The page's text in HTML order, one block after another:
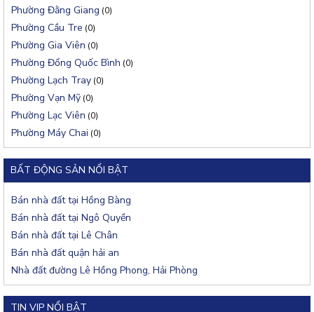
Phường Đằng Giang (0)
Phường Cầu Tre (0)
Phường Gia Viên (0)
Phường Đổng Quốc Bình (0)
Phường Lạch Tray (0)
Phường Vạn Mỹ (0)
Phường Lạc Viên (0)
Phường Máy Chai (0)
BẤT ĐỘNG SẢN NỔI BẬT
Bán nhà đất tại Hồng Bàng
Bán nhà đất tại Ngô Quyền
Bán nhà đất tại Lê Chân
Bán nhà đất quận hải an
Nhà đất đường Lê Hồng Phong, Hải Phòng
TIN VIP NỔI BẬT